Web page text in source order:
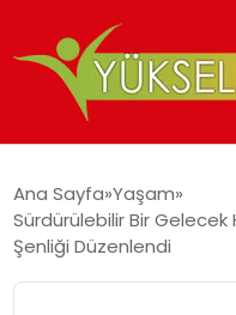
MALIYETLERINI
Ana Sayfa Yaşam
Sürdürülebilir Bir Gelecek
Şenliği Düzenlendi